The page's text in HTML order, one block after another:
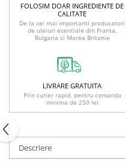
FOLOSIM DOAR INGREDIENTE DE
CALITATE
De la cei mai importanti producatori
de uleiuri esentiale din Franta,
Bulgaria si Marea Britanie
LIVRARE GRATUITA
Prin curier rapid, pentru comanda
minima de 250 lei
Descriere